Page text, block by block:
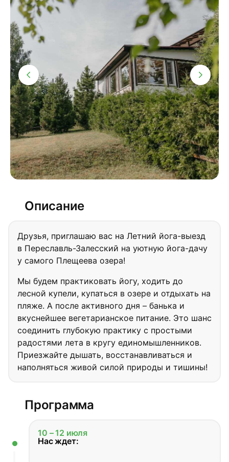
Описание
Друзья, приглашаю вас на Летний йога-выезд
в Переславль-Залесский на уютную йога-дачу
у самого Плещеева озера!
Мы будем практиковать йогу, ходить до
лесной купели, купаться в озере и отдыхать на
пляже. А после активного дня – банька и
вкуснейшее вегетарианское питание. Это шанс
соединить глубокую практику с простыми
радостями лета в кругу единомышленников.
Приезжайте дышать, восстанавливаться и
наполняться живой силой природы и тишины!
Программа
10 – 12 июля
Нас ждет: